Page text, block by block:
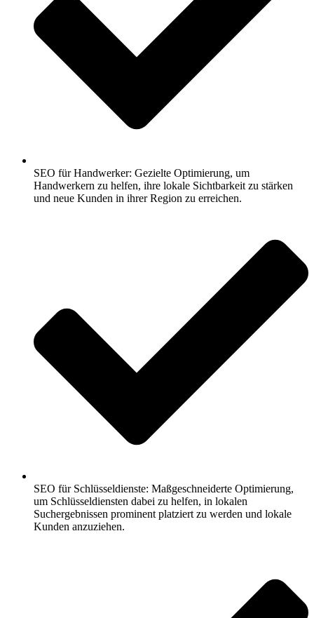
SEO für Handwerker: Gezielte Optimierung, um
Handwerkern zu helfen, ihre lokale Sichtbarkeit zu stärken
und neue Kunden in ihrer Region zu erreichen.
SEO für Schlüsseldienste: Maßgeschneiderte Optimierung,
um Schlüsseldiensten dabei zu helfen, in lokalen
Suchergebnissen prominent platziert zu werden und lokale
Kunden anzuziehen.